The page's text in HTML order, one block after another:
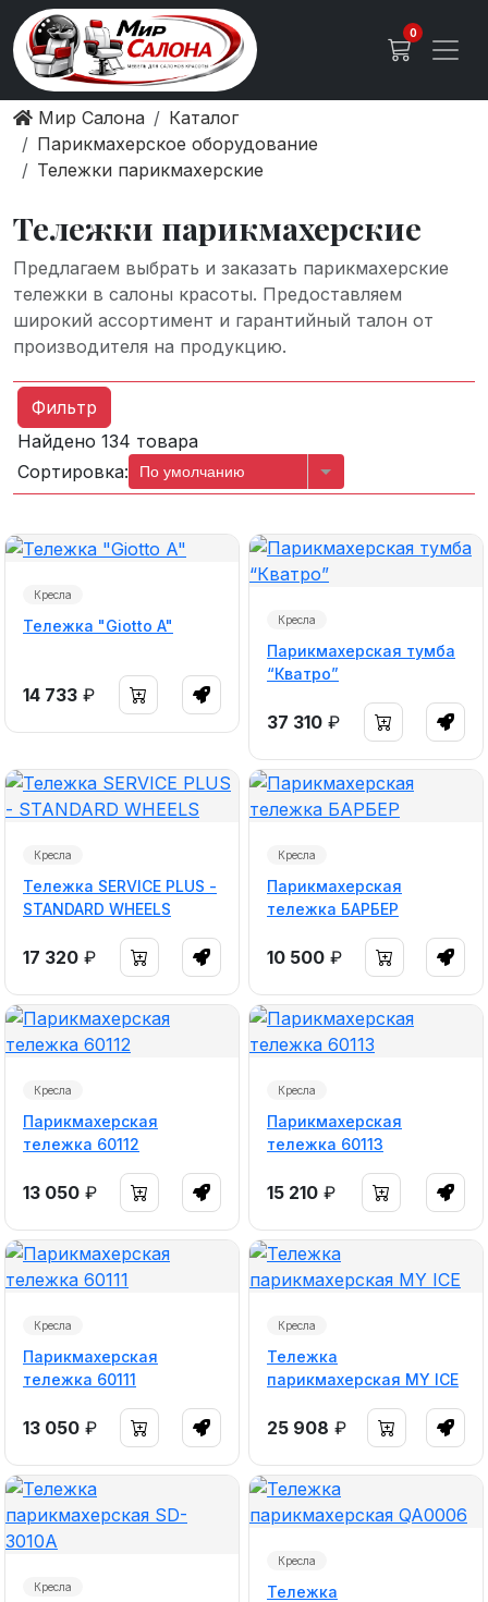
0
Мир Салона
Каталог
Парикмахерское оборудование
Тележки парикмахерские
Тележки парикмахерские
Предлагаем выбрать и заказать парикмахерские
тележки в салоны красоты. Предоставляем
широкий ассортимент и гарантийный талон от
производителя на продукцию.
Фильтр
Найдено 134 товара
Сортировка:
По умолчанию
Кресла
Тележка "Giotto A"
14 733 ₽
Кресла
Парикмахерская тумба
“Кватро”
37 310 ₽
Кресла
Тележка SERVICE PLUS -
STANDARD WHEELS
17 320 ₽
Кресла
Парикмахерская
тележка БАРБЕР
10 500 ₽
Кресла
Парикмахерская
тележка 60112
13 050 ₽
Кресла
Парикмахерская
тележка 60113
15 210 ₽
Кресла
Парикмахерская
тележка 60111
13 050 ₽
Кресла
Тележка
парикмахерская MY ICE
25 908 ₽
Кресла
Кресла
Тележка